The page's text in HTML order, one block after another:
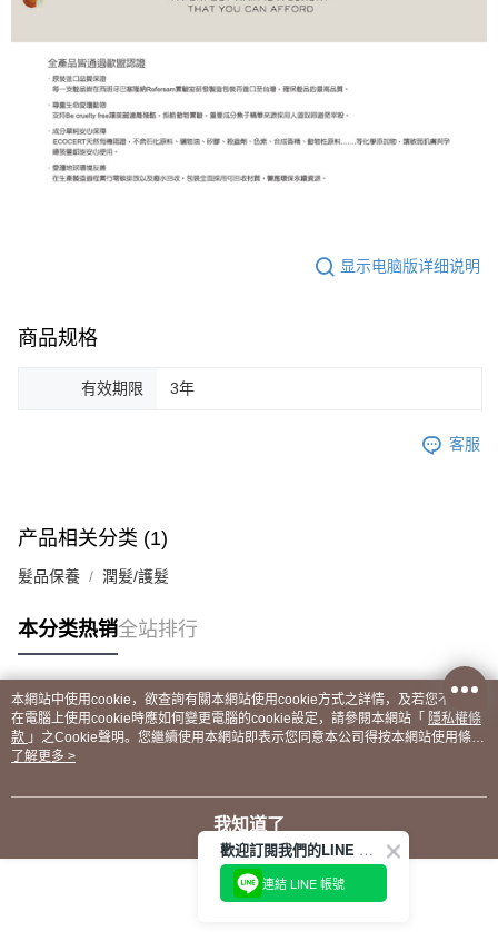
显示电脑版详细说明
商品规格
有效期限 3年
客服
产品相关分类 (1)
髮品保養 潤髮/護髮
本分类热销全站排行
热门标签
本網站中使用cookie，欲查詢有關本網站使用cookie方式之詳情，及若您不希望
在電腦上使用cookie時應如何變更電腦的cookie設定，請參閱本網站「 隱私權條
款 」之Cookie聲明。您繼續使用本網站即表示您同意本公司得按本網站使用條款
之Cookie聲明使用cookie。
了解更多 >
我知道了
歡迎訂閱我們的LINE 官方帳號
連結 LINE 帳號